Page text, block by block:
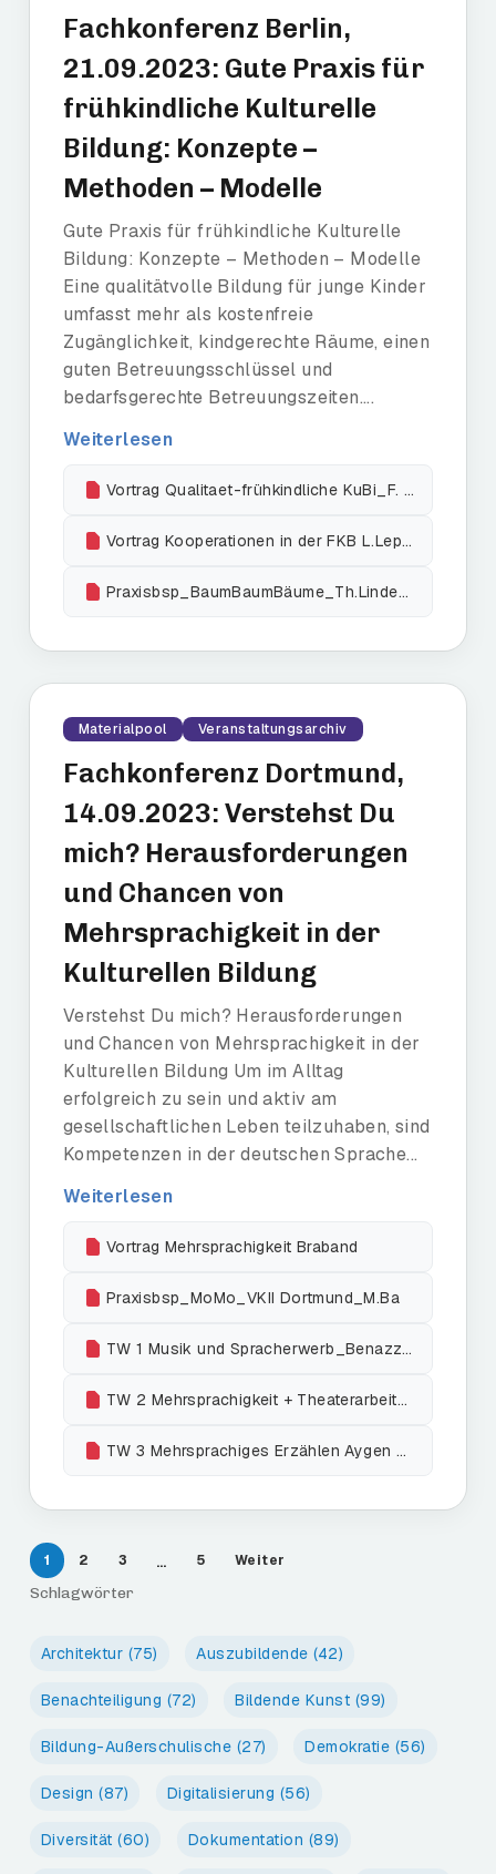
Fachkonferenz Berlin,
21.09.2023: Gute Praxis für
frühkindliche Kulturelle
Bildung: Konzepte –
Methoden – Modelle
Gute Praxis für frühkindliche Kulturelle
Bildung: Konzepte – Methoden – Modelle
Eine qualitätvolle Bildung für junge Kinder
umfasst mehr als kostenfreie
Zugänglichkeit, kindgerechte Räume, einen
guten Betreuungsschlüssel und
bedarfsgerechte Betreuungszeiten....
Weiterlesen
Vortrag Qualitaet-frühkindliche KuBi_F. Hofmann
Vortrag Kooperationen in der FKB L.Leppin
Praxisbsp_BaumBaumBäume_Th.Lindenberg
Materialpool Veranstaltungsarchiv
Fachkonferenz Dortmund,
14.09.2023: Verstehst Du
mich? Herausforderungen
und Chancen von
Mehrsprachigkeit in der
Kulturellen Bildung
Verstehst Du mich? Herausforderungen
und Chancen von Mehrsprachigkeit in der
Kulturellen Bildung Um im Alltag
erfolgreich zu sein und aktiv am
gesellschaftlichen Leben teilzuhaben, sind
Kompetenzen in der deutschen Sprache...
Weiterlesen
Vortrag Mehrsprachigkeit Braband
Praxisbsp_MoMo_VKII Dortmund_M.Ba
TW 1 Musik und Spracherwerb_Benazzouz
TW 2 Mehrsprachigkeit + Theaterarbeit_C.Gündogdu
TW 3 Mehrsprachiges Erzählen Aygen Sibel Celik
1 2 3 … 5 Weiter
Schlagwörter
Architektur (75) Auszubildende (42)
Benachteiligung (72) Bildende Kunst (99)
Bildung-Außerschulische (27) Demokratie (56)
Design (87) Digitalisierung (56)
Diversität (60) Dokumentation (89)